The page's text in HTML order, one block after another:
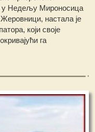
у Недељу Мироносица
настала је
који своје
га